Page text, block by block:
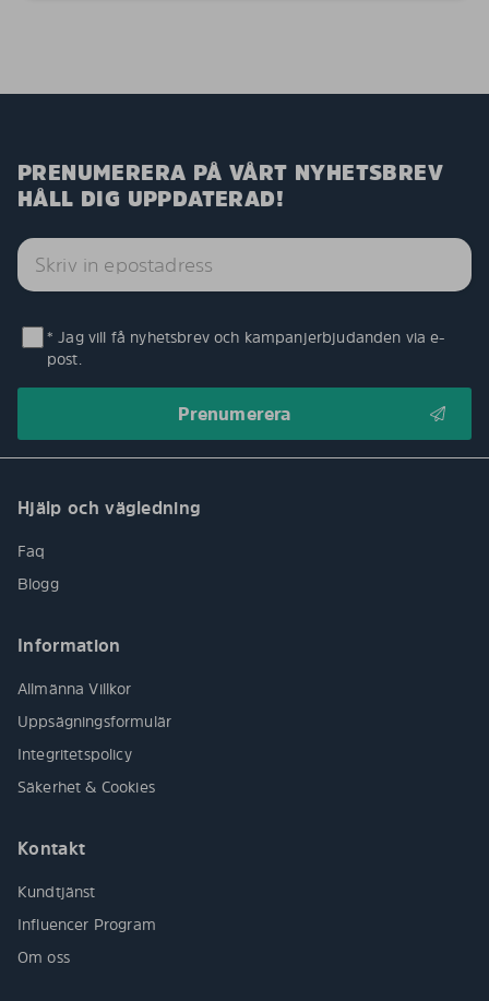
PRENUMERERA PÅ VÅRT NYHETSBREV
HÅLL DIG UPPDATERAD!
* Jag vill få nyhetsbrev och kampanjerbjudanden via e-
post.
Hjälp och vägledning
Faq
Blogg
Information
Allmänna Villkor
Uppsägningsformulär
Integritetspolicy
Säkerhet & Cookies
Kontakt
Kundtjänst
Influencer Program
Om oss